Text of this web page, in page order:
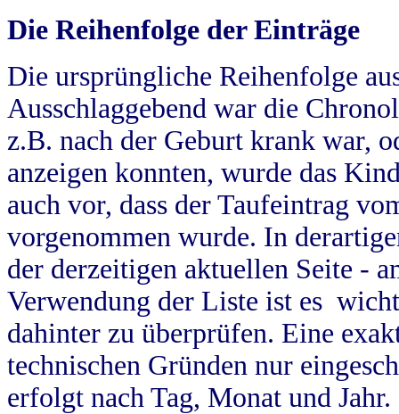
Die Reihenfolge der Einträge
Die ursprüngliche Reihenfolge
Ausschlaggebend war die
z.B. nach der Geburt krank war,
anzeigen konnten, wurde das
auch vor, dass der Taufeintrag
vorgenommen wurde. In
der derzeitigen aktuellen Seite -
Verwendung der Liste ist es
dahinter zu überprüfen. Eine
technischen Gründen nur
erfolgt nach Tag, Monat und Jahr.